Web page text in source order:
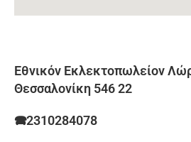
Εθνικόν Εκλεκτοπωλείον
Θεσσαλονίκη 546 22
🕿2310284078